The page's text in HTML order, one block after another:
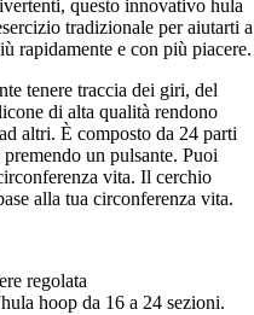
questo innovativo hula
tradizionale per aiutarti a
rapidamente e con più piacere.
tenere traccia dei giri, del
di alta qualità rendono
altri. È composto da 24 parti
un pulsante. Puoi
vita. Il cerchio
alla tua circonferenza vita.
regolata
hoop da 16 a 24 sezioni.